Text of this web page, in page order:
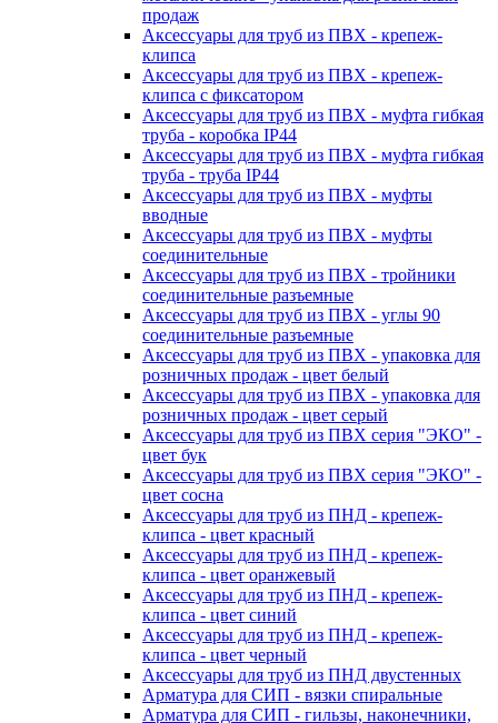
продаж
Аксессуары для труб из ПВХ - крепеж-
клипса
Аксессуары для труб из ПВХ - крепеж-
клипса с фиксатором
Аксессуары для труб из ПВХ - муфта гибкая
труба - коробка IP44
Аксессуары для труб из ПВХ - муфта гибкая
труба - труба IP44
Аксессуары для труб из ПВХ - муфты
вводные
Аксессуары для труб из ПВХ - муфты
соединительные
Аксессуары для труб из ПВХ - тройники
соединительные разъемные
Аксессуары для труб из ПВХ - углы 90
соединительные разъемные
Аксессуары для труб из ПВХ - упаковка для
розничных продаж - цвет белый
Аксессуары для труб из ПВХ - упаковка для
розничных продаж - цвет серый
Аксессуары для труб из ПВХ серия "ЭКО" -
цвет бук
Аксессуары для труб из ПВХ серия "ЭКО" -
цвет сосна
Аксессуары для труб из ПНД - крепеж-
клипса - цвет красный
Аксессуары для труб из ПНД - крепеж-
клипса - цвет оранжевый
Аксессуары для труб из ПНД - крепеж-
клипса - цвет синий
Аксессуары для труб из ПНД - крепеж-
клипса - цвет черный
Аксессуары для труб из ПНД двустенных
Арматура для СИП - вязки спиральные
Арматура для СИП - гильзы, наконечники,